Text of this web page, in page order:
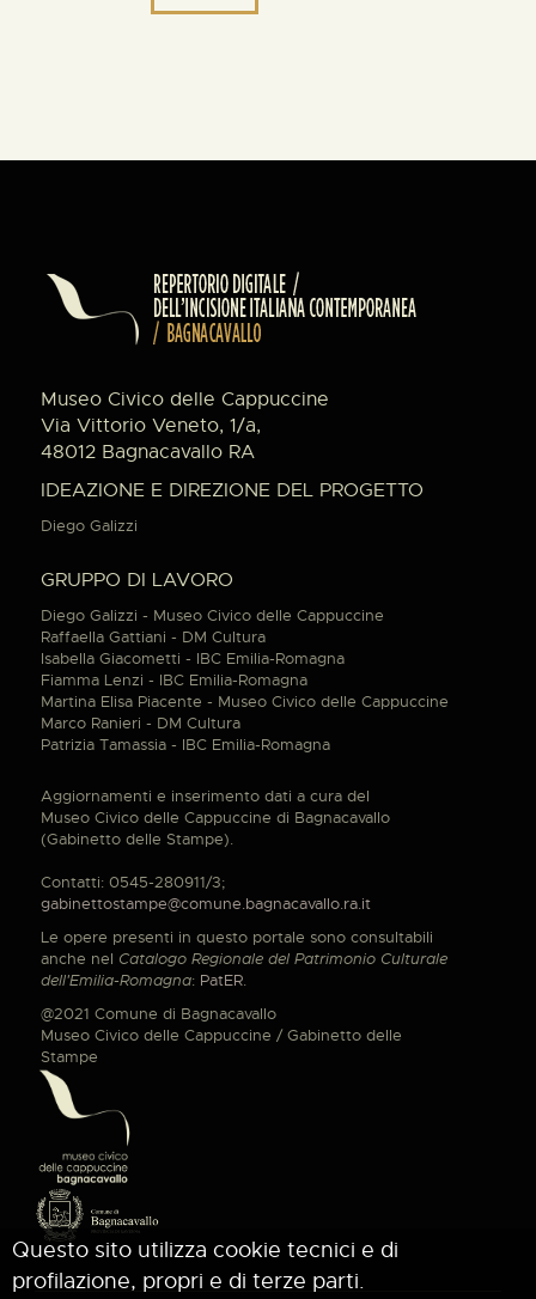
Museo Civico delle Cappuccine
Via Vittorio Veneto, 1/a,
48012 Bagnacavallo RA
IDEAZIONE E DIREZIONE DEL PROGETTO
Diego Galizzi
GRUPPO DI LAVORO
Diego Galizzi - Museo Civico delle Cappuccine
Raffaella Gattiani - DM Cultura
Isabella Giacometti - IBC Emilia-Romagna
Fiamma Lenzi - IBC Emilia-Romagna
Martina Elisa Piacente - Museo Civico delle Cappuccine
Marco Ranieri - DM Cultura
Patrizia Tamassia - IBC Emilia-Romagna
Aggiornamenti e inserimento dati a cura del
Museo Civico delle Cappuccine di Bagnacavallo
(Gabinetto delle Stampe).
Contatti: 0545-280911/3;
gabinettostampe@comune.bagnacavallo.ra.it
Le opere presenti in questo portale sono consultabili
anche nel Catalogo Regionale del Patrimonio Culturale
dell'Emilia-Romagna: PatER.
@2021 Comune di Bagnacavallo
Museo Civico delle Cappuccine / Gabinetto delle
Stampe
Questo sito utilizza cookie tecnici e di
profilazione, propri e di terze parti.